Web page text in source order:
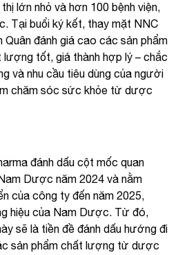
lớn nhỏ và hơn 100 bệnh viện,
Tại buổi ký kết, thay mặt NNC
Quân đánh giá cao các sản phẩm
tốt, giá thành hợp lý – chắc
và nhu cầu tiêu dùng của người
chăm sóc sức khỏe từ dược
đánh dấu cột mốc quan
Dược năm 2024 và nằm
của công ty đến năm 2025,
hiệu của Nam Dược. Từ đó,
sẽ là tiền đề đánh dấu hướng đi
sản phẩm chất lượng từ dược